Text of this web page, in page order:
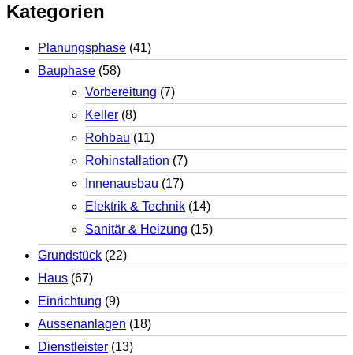
Kategorien
Planungsphase (41)
Bauphase (58)
Vorbereitung (7)
Keller (8)
Rohbau (11)
Rohinstallation (7)
Innenausbau (17)
Elektrik & Technik (14)
Sanitär & Heizung (15)
Grundstück (22)
Haus (67)
Einrichtung (9)
Aussenanlagen (18)
Dienstleister (13)